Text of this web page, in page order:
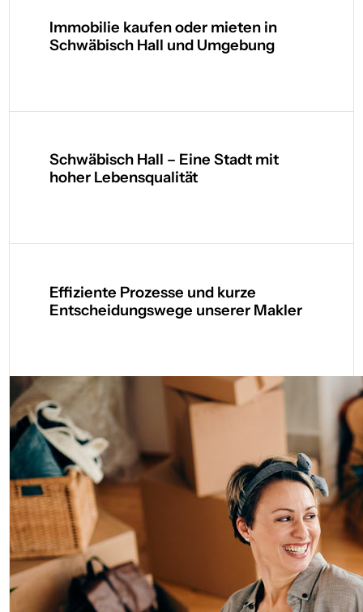
Immobilie kaufen oder mieten in
Schwäbisch Hall und Umgebung
Schwäbisch Hall – Eine Stadt mit
hoher Lebensqualität
Effiziente Prozesse und kurze
Entscheidungswege unserer Makler